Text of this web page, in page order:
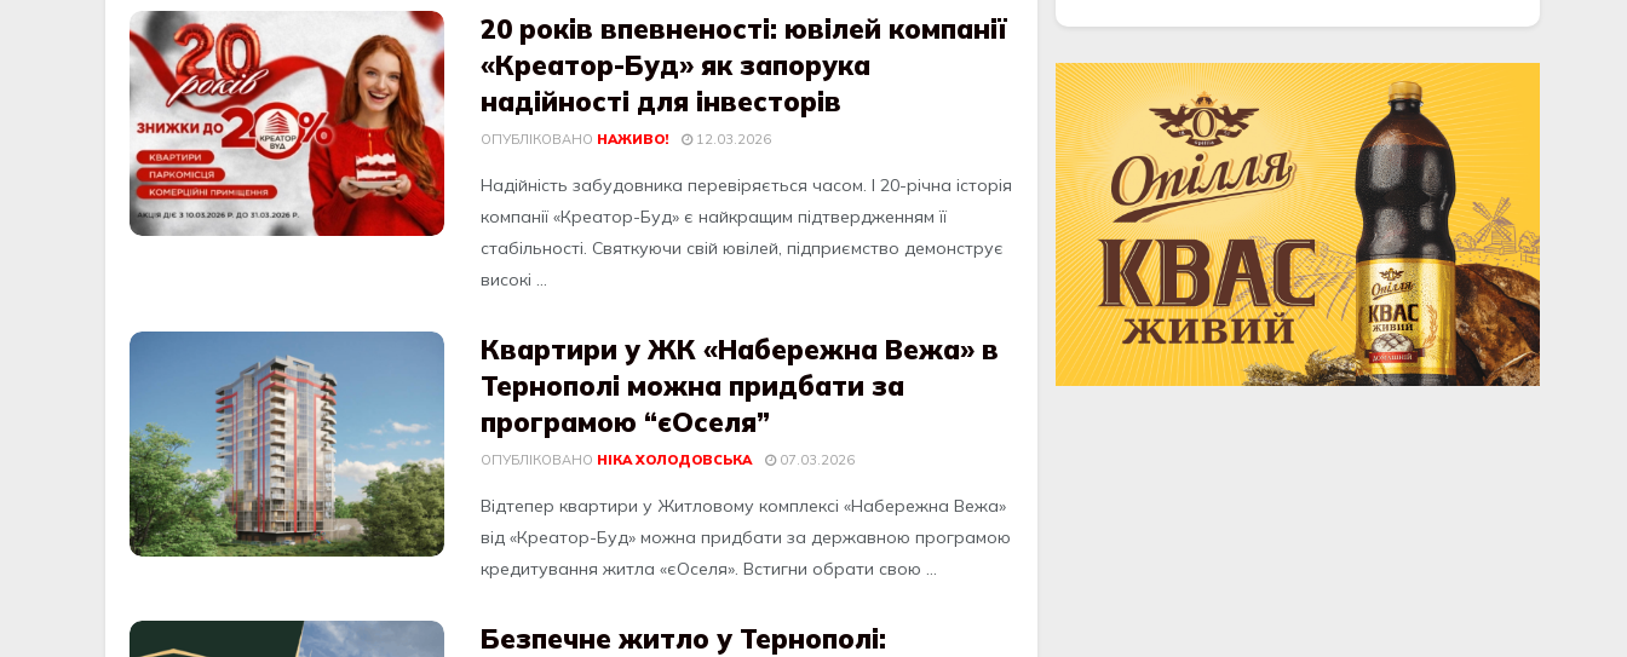
20 років впевненості: ювілей компанії
«Креатор-Буд» як запорука
надійності для інвесторів
ОПУБЛІКОВАНО НАЖИВО! 12.03.2026
Надійність забудовника перевіряється часом. І 20-річна історія
компанії «Креатор-Буд» є найкращим підтвердженням її
стабільності. Святкуючи свій ювілей, підприємство демонструє
високі ...
Квартири у ЖК «Набережна Вежа» в
Тернополі можна придбати за
програмою “єОселя”
ОПУБЛІКОВАНО НІКА ХОЛОДОВСЬКА 07.03.2026
Відтепер квартири у Житловому комплексі «Набережна Вежа»
від «Креатор-Буд» можна придбати за державною програмою
кредитування житла «єОселя». Встигни обрати свою ...
Безпечне житло у Тернополі: